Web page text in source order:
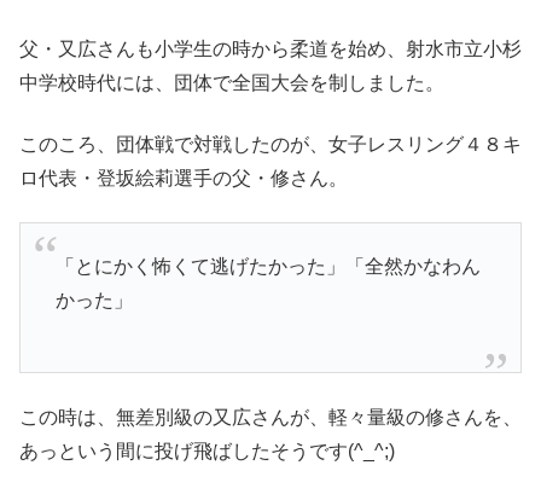
父・又広さんも小学生の時から柔道を始め、射水市立小杉
中学校時代には、団体で全国大会を制しました。
このころ、団体戦で対戦したのが、女子レスリング４８キ
ロ代表・登坂絵莉選手の父・修さん。
「とにかく怖くて逃げたかった」「全然かなわん
かった」
この時は、無差別級の又広さんが、軽々量級の修さんを、
あっという間に投げ飛ばしたそうです(^_^;)